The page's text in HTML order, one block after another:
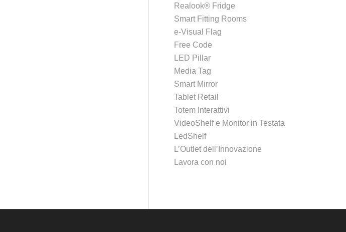
Realook® Fridge
Smart Fitting Rooms
e-Visual Flag
Free Code
LED Pillar
Media Tag
Smart Mirror
Tablet Retail
Totem Interattivi
VideoShelf e Monitor in Testata
LedShelf
L’Outlet dell’Innovazione
Lavora con noi